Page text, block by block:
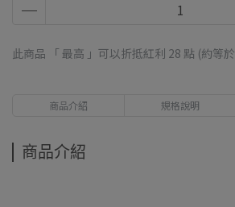
此商品 「 最高 」可以折抵紅利 28 點 (約等於
商品介紹 規格說明
商品介紹